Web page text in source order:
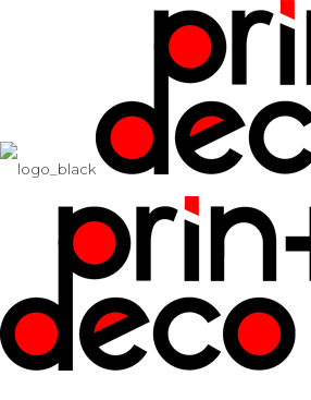
Фотообои и фрески — Арт.
Геометрия с тонкими нитями